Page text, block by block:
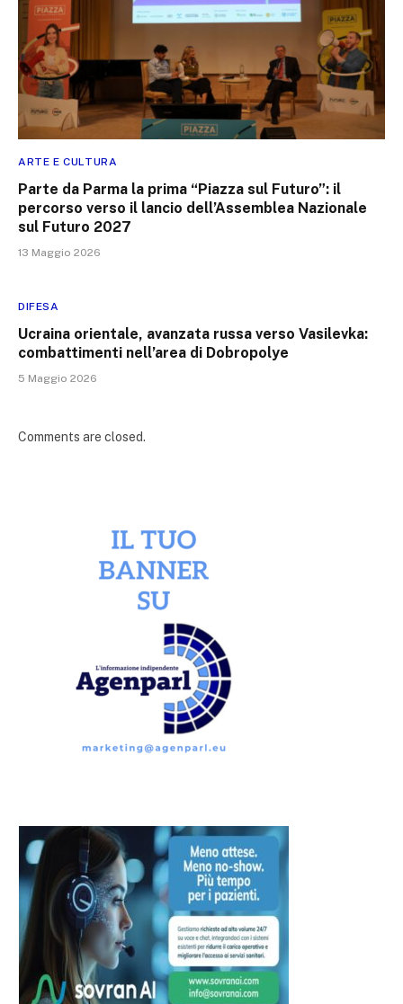
ARTE E CULTURA
Parte da Parma la prima “Piazza sul Futuro”: il
percorso verso il lancio dell’Assemblea Nazionale
sul Futuro 2027
13 Maggio 2026
DIFESA
Ucraina orientale, avanzata russa verso Vasilevka:
combattimenti nell’area di Dobropolye
5 Maggio 2026
Comments are closed.